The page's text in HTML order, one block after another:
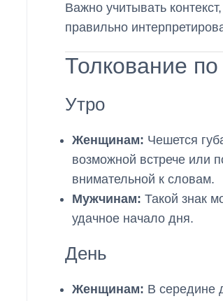
Важно учитывать
правильно
Толкование
Утро
Женщинам: Чешется
возможной встрече или
внимательной к словам.
Мужчинам: Такой знак
удачное начало дня.
День
Женщинам: В середине